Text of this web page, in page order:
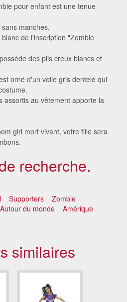
pour enfant est une tenue
manches.
de l'inscription "Zombie
des plis creux blancs et
orné d'un voile gris dentelé qui
assortis au vêtement apporte la
girl mort vivant, votre fille sera
recherche.
Supporters
Zombie
Autour du monde
Amérique
similaires